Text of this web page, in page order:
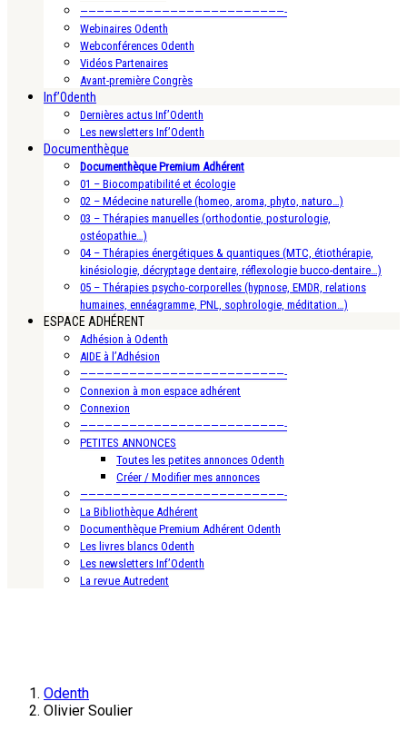
—————————————————————————-
Webinaires Odenth
Webconférences Odenth
Vidéos Partenaires
Avant-première Congrès
Inf’Odenth
Dernières actus Inf’Odenth
Les newsletters Inf’Odenth
Documenthèque
Documenthèque Premium Adhérent
01 – Biocompatibilité et écologie
02 – Médecine naturelle (homeo, aroma, phyto, naturo…)
03 – Thérapies manuelles (orthodontie, posturologie,
ostéopathie…)
04 – Thérapies énergétiques & quantiques (MTC, étiothérapie,
kinésiologie, décryptage dentaire, réflexologie bucco-dentaire…)
05 – Thérapies psycho-corporelles (hypnose, EMDR, relations
humaines, ennéagramme, PNL, sophrologie, méditation…)
ESPACE ADHÉRENT
Adhésion à Odenth
AIDE à l’Adhésion
—————————————————————————-
Connexion à mon espace adhérent
Connexion
—————————————————————————-
PETITES ANNONCES
Toutes les petites annonces Odenth
Créer / Modifier mes annonces
—————————————————————————-
La Bibliothèque Adhérent
Documenthèque Premium Adhérent Odenth
Les livres blancs Odenth
Les newsletters Inf’Odenth
La revue Autredent
Odenth
Olivier Soulier